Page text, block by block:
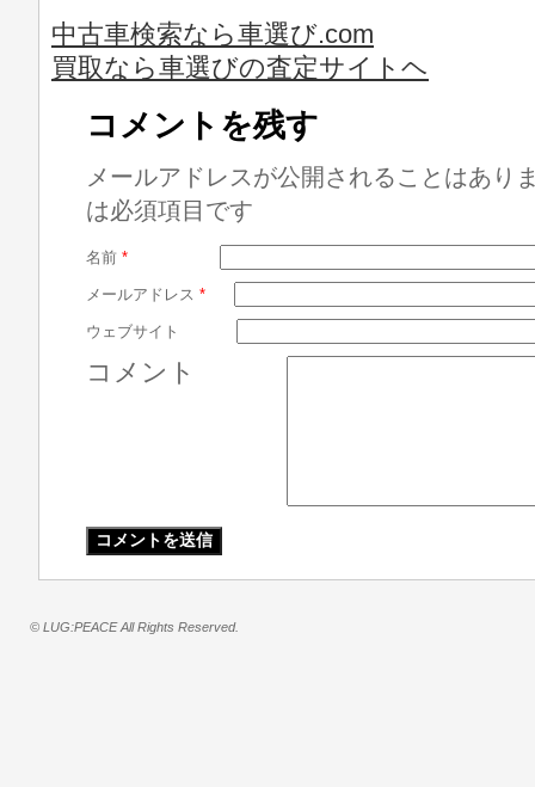
中古車検索なら車選び.com
買取なら車選びの査定サイトヘ
コメントを残す
メールアドレスが公開されることはあり
は必須項目です
名前 *
メールアドレス *
ウェブサイト
コメント
© LUG:PEACE All Rights Reserved.